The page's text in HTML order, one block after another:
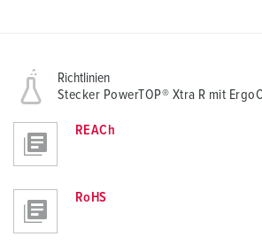
Richtlinien
Stecker PowerTOP® Xtra R mit
REACh
RoHS